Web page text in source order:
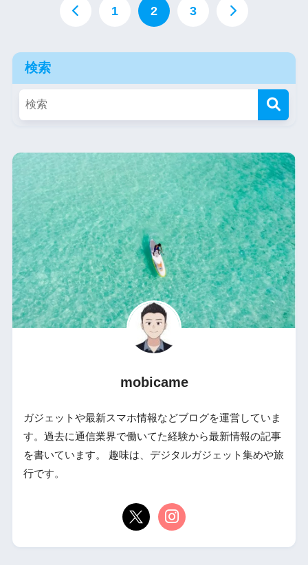
1 2 3
検索
mobicame
ガジェットや最新スマホ情報などブログを運営していま
す。過去に通信業界で働いてた経験から最新情報の記事
を書いています。 趣味は、デジタルガジェット集めや旅
行です。